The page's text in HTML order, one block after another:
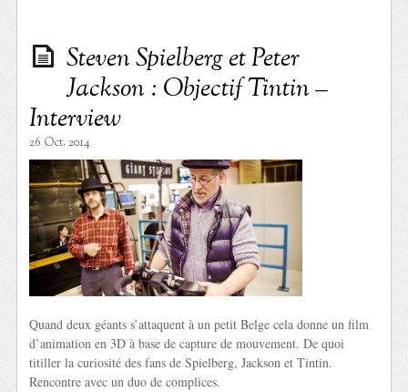
Steven Spielberg et Peter
Jackson : Objectif Tintin –
Interview
26 Oct. 2014
Quand deux géants s’attaquent à un petit Belge cela donne un film
d’animation en 3D à base de capture de mouvement. De quoi
titiller la curiosité des fans de Spielberg, Jackson et Tintin.
Rencontre avec un duo de complices.